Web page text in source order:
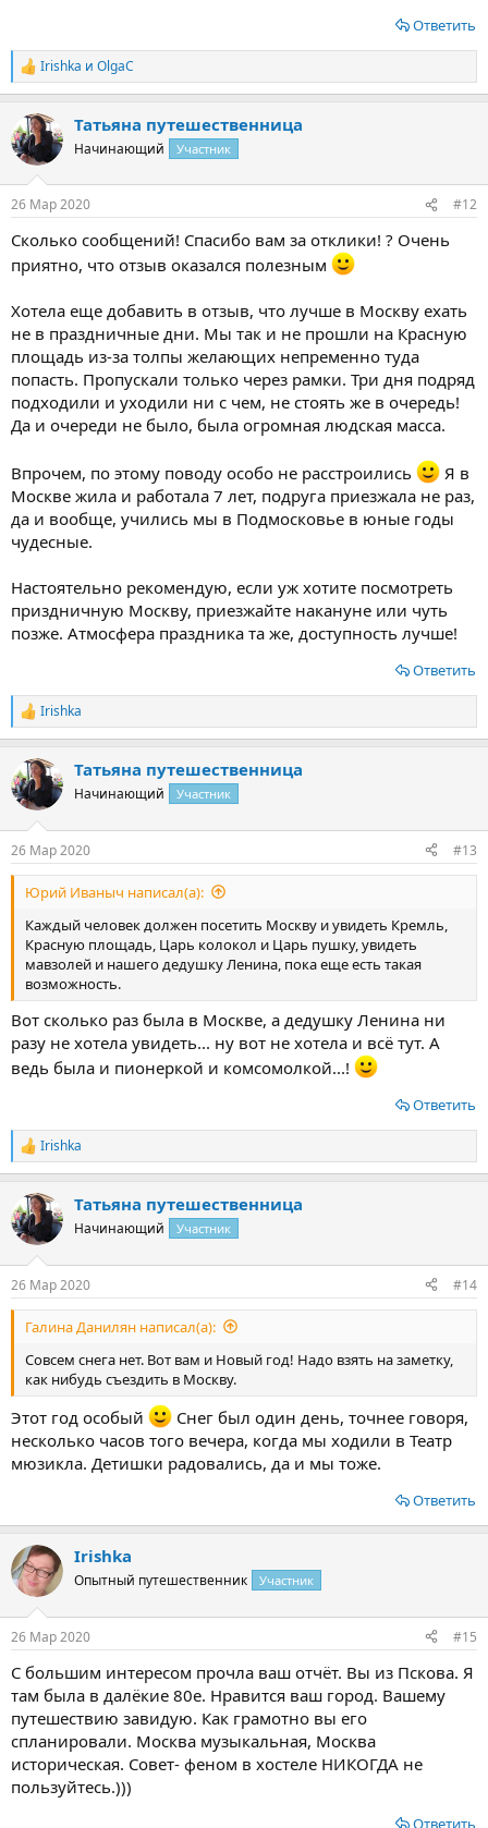
Ответить
Р
е
к
ц
и
Irishka и OlgaС
Татьяна путешественница
Начинающий Участник
26 Мар 2020 #12
Сколько сообщений! Спасибо вам за отклики! ? Очень
приятно, что отзыв оказался полезным
Хотела еще добавить в отзыв, что лучше в Москву ехать
не в праздничные дни. Мы так и не прошли на Красную
площадь из-за толпы желающих непременно туда
попасть. Пропускали только через рамки. Три дня подряд
подходили и уходили ни с чем, не стоять же в очередь!
Да и очереди не было, была огромная людская масса.
Впрочем, по этому поводу особо не расстроились
Я в
Москве жила и работала 7 лет, подруга приезжала не раз,
да и вообще, учились мы в Подмосковье в юные годы
чудесные.
Настоятельно рекомендую, если уж хотите посмотреть
приздничную Москву, приезжайте накануне или чуть
позже. Атмосфера праздника та же, доступность лучше!
Ответить
Р
е
к
ц
и
Irishka
Татьяна путешественница
Начинающий Участник
26 Мар 2020 #13
Юрий Иваныч написал(а):
Каждый человек должен посетить Москву и увидеть Кремль,
Красную площадь, Царь колокол и Царь пушку, увидеть
мавзолей и нашего дедушку Ленина, пока еще есть такая
возможность.
Вот сколько раз была в Москве, а дедушку Ленина ни
разу не хотела увидеть... ну вот не хотела и всё тут. А
ведь была и пионеркой и комсомолкой...!
Ответить
Р
е
к
ц
и
Irishka
Татьяна путешественница
Начинающий Участник
26 Мар 2020 #14
Галина Данилян написал(а):
Совсем снега нет. Вот вам и Новый год! Надо взять на заметку,
как нибудь съездить в Москву.
Этот год особый
Снег был один день, точнее говоря,
несколько часов того вечера, когда мы ходили в Театр
мюзикла. Детишки радовались, да и мы тоже.
Ответить
Irishka
Опытный путешественник Участник
26 Мар 2020 #15
С большим интересом прочла ваш отчёт. Вы из Пскова. Я
там была в далёкие 80е. Нравится ваш город. Вашему
путешествию завидую. Как грамотно вы его
спланировали. Москва музыкальная, Москва
историческая. Совет- феном в хостеле НИКОГДА не
пользуйтесь.)))
Ответить